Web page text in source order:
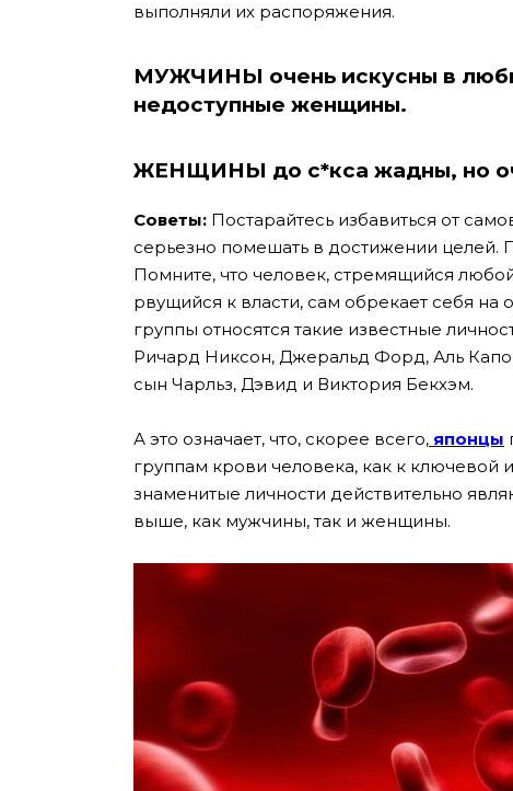
выполняли их распоряжения.
МУЖЧИНЫ очень искусны в
недоступные женщины.
ЖЕНЩИНЫ до с*кса жадны, но
Советы: Постарайтесь избавиться от
серьезно помешать в достижении целей.
Помните, что человек, стремящийся
рвущийся к власти, сам обрекает себя на
группы относятся такие известные
Ричард Никсон, Джеральд Форд, Аль
сын Чарльз, Дэвид и Виктория Бекхэм.
А это означает, что, скорее всего, японцы
группам крови человека, как к ключевой
знаменитые личности действительно
выше, как мужчины, так и женщины.